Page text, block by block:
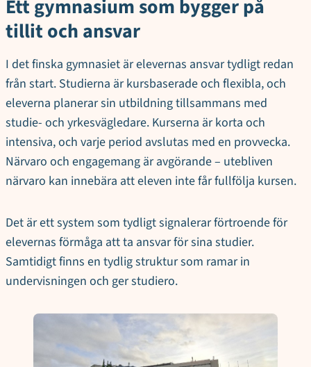
Ett gymnasium som bygger på
tillit och ansvar
I det finska gymnasiet är elevernas ansvar tydligt redan
från start. Studierna är kursbaserade och flexibla, och
eleverna planerar sin utbildning tillsammans med
studie- och yrkesvägledare. Kurserna är korta och
intensiva, och varje period avslutas med en provvecka.
Närvaro och engagemang är avgörande – utebliven
närvaro kan innebära att eleven inte får fullfölja kursen.
Det är ett system som tydligt signalerar förtroende för
elevernas förmåga att ta ansvar för sina studier.
Samtidigt finns en tydlig struktur som ramar in
undervisningen och ger studiero.